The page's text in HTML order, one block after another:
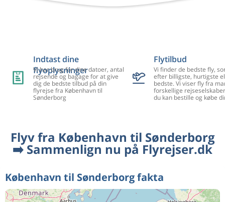
Indtast dine
flyoplysninger
Vi har brug for dine datoer, antal
rejsende og bagage for at give
dig de bedste tilbud på din
flyrejse fra København til
Sønderborg
Flytilbud
Vi finder de bedste fly,
efter billigste, hurtigste
bedste. Vi viser fly fra
forskellige
du kan bestille og købe
Flyv fra København til Sønderborg
➡️ Sammenlign nu på Flyrejser.dk
København til Sønderborg fakta